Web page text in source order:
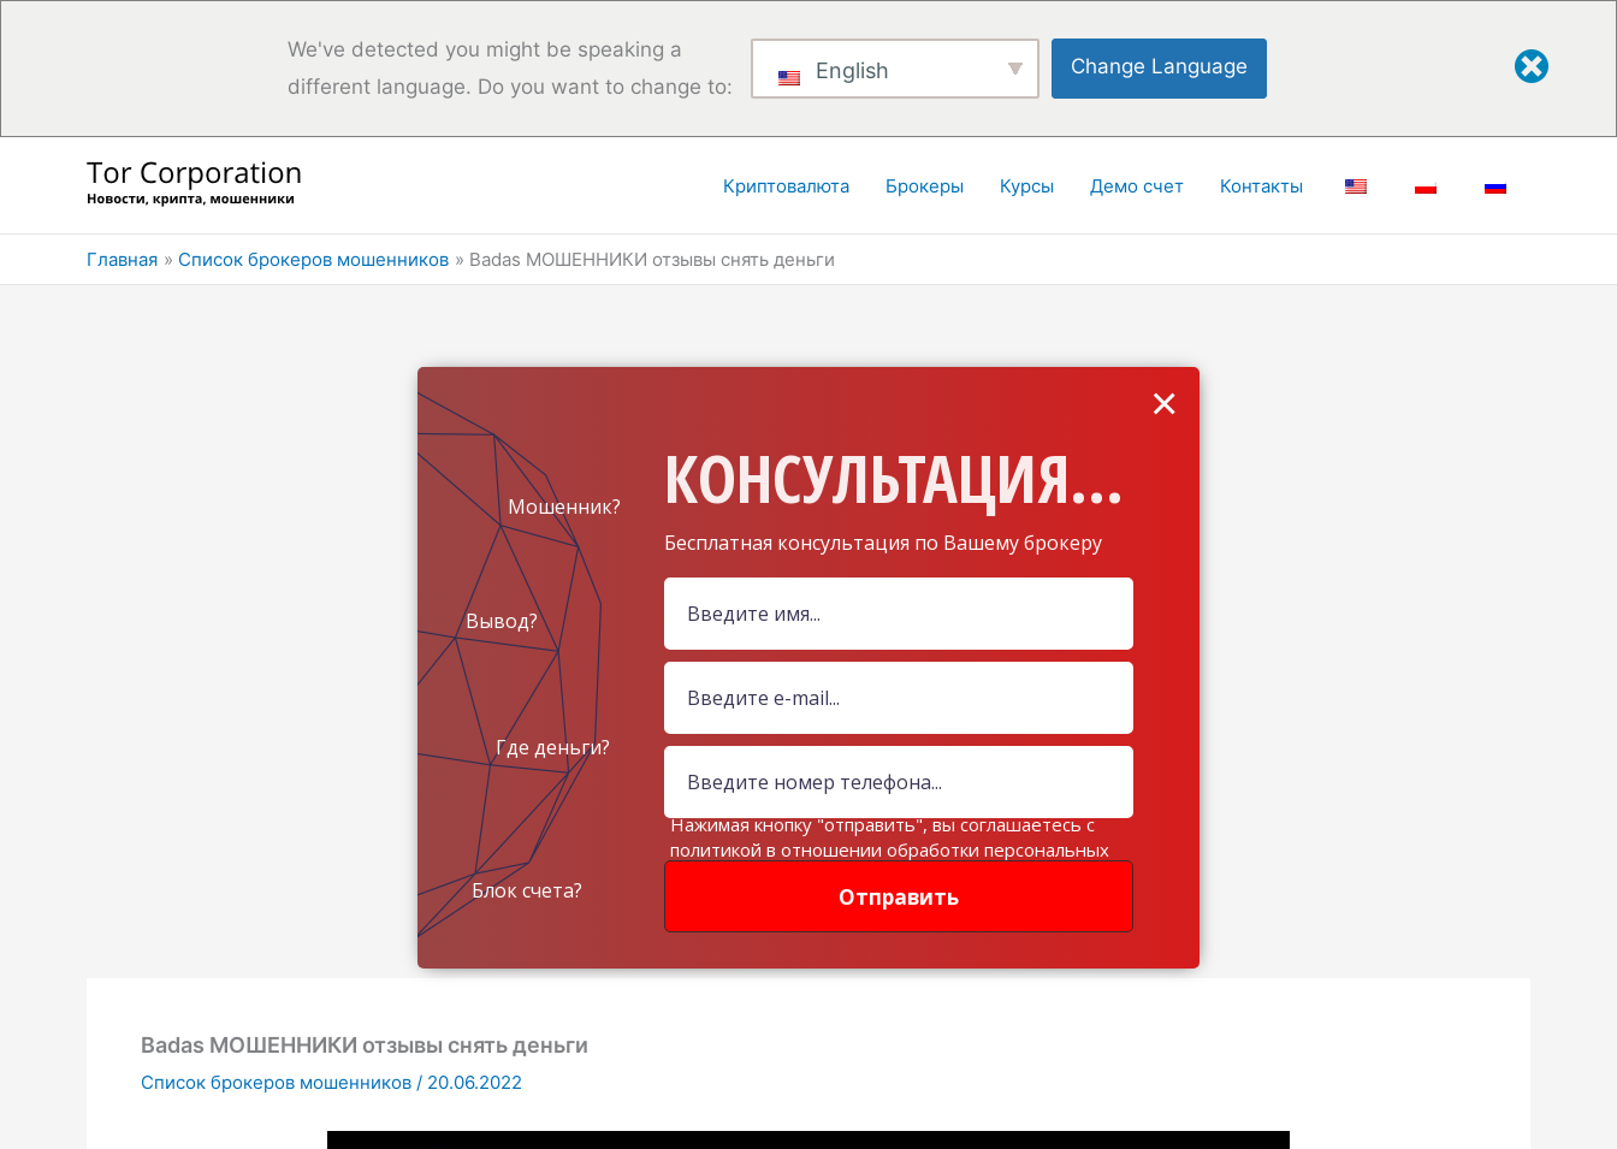
We've detected you might be speaking a
different language. Do you want to change to:
English Change Language
Криптовалюта Брокеры Курсы Демо счет Контакты
Главная Список брокеров мошенников Badas МОШЕННИКИ отзывы снять деньги
КОНСУЛЬТАЦИЯ...
Бесплатная консультация по Вашему брокеру
Мошенник?
Вывод?
Где деньги?
Блок счета? Отправить
×
Нажимая кнопку "отправить", вы соглашаетесь с
политикой в отношении обработки персональных
Badas МОШЕННИКИ отзывы снять деньги
Список брокеров мошенников / 20.06.2022